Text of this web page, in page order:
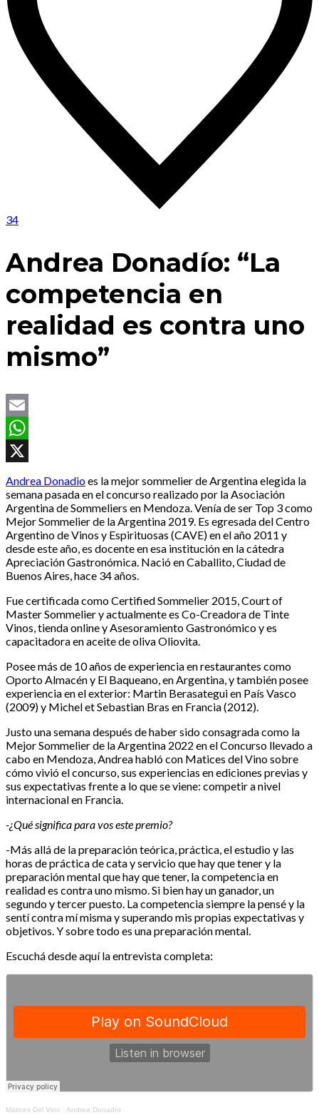
34
Andrea Donadío: “La
competencia en
realidad es contra uno
mismo”
Email
WhatsApp
Andrea Donadioes la mejor sommelier de Argentina elegida la
semana pasada en el concurso realizado por la Asociación
Argentina de Sommeliers en Mendoza. Venía de ser Top 3 como
Mejor Sommelier de la Argentina 2019. Es egresada del Centro
Argentino de Vinos y Espirituosas (CAVE) en el año 2011 y
desde este año, es docente en esa institución en la cátedra
Apreciación Gastronómica. Nació en Caballito, Ciudad de
Buenos Aires, hace 34 años.
Fue certificada como Certified Sommelier 2015, Court of
Master Sommelier y actualmente es Co-Creadora de Tinte
Vinos, tienda online y Asesoramiento Gastronómico y es
capacitadora en aceite de oliva Oliovita.
Posee más de 10 años de experiencia en restaurantes como
Oporto Almacén y El Baqueano, en Argentina, y también posee
experiencia en el exterior: Martin Berasategui en País Vasco
(2009) y Michel et Sebastian Bras en Francia (2012).
Justo una semana después de haber sido consagrada como la
Mejor Sommelier de la Argentina 2022 en el Concurso llevado a
cabo en Mendoza, Andrea habló con Matices del Vino sobre
cómo vivió el concurso, sus experiencias en ediciones previas y
sus expectativas frente a lo que se viene: competir a nivel
internacional en Francia.
-¿Qué significa para vos este premio?
-Más allá de la preparación teórica, práctica, el estudio y las
horas de práctica de cata y servicio que hay que tener y la
preparación mental que hay que tener, la competencia en
realidad es contra uno mismo. Si bien hay un ganador, un
segundo y tercer puesto. La competencia siempre la pensé y la
sentí contra mí misma y superando mis propias expectativas y
objetivos. Y sobre todo es una preparación mental.
Escuchá desde aquí la entrevista completa:
Matices Del Vino · Andrea Donadío